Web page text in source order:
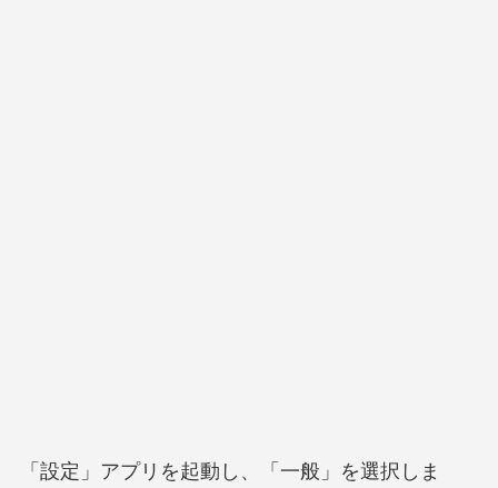
「設定」アプリを起動し、「一般」を選択しま